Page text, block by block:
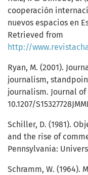
cooperación
nuevos espacios en
Retrieved from
http://
Ryan, M. (2001).
journalism,
journalism. Journal of
10.1207/
Schiller, D. (1981).
and the rise of
Pennsylvania:
Schramm, W. (1964).